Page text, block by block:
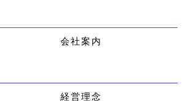
会社案内
経営理念